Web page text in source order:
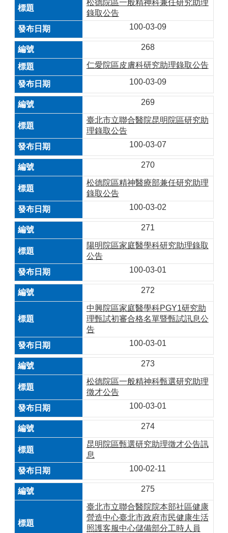
松德院區一般精神科兼任研究助理
錄取公告
100-03-09
268
仁愛院區皮膚科研究助理錄取公告
100-03-09
269
臺北市立聯合醫院昆明院區研究助
理錄取公告
100-03-07
270
松德院區精神醫療部兼任研究助理
錄取公告
100-03-02
271
陽明院區家庭醫學科研究助理錄取
公告
100-03-01
272
中興院區家庭醫學科PGY1研究助
理甄試初審合格名單暨甄試訊息公
告
100-03-01
273
松德院區一般精神科甄選研究助理
徵才公告
100-03-01
274
昆明院區甄選研究助理徵才公告訊
息
100-02-11
275
臺北市立聯合醫院院本部社區健康
營造中心臺北市政府市民健康生活
照護客服中心儲備部分工時人員